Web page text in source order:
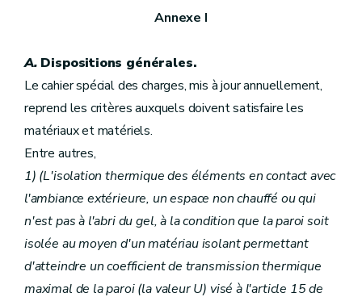
Annexe I
A.Dispositions générales.
Le cahier spécial des charges, mis à jour annuellement,
reprend les critères auxquels doivent satisfaire les
matériaux et matériels.
Entre autres,
1) (L'isolation thermique des éléments en contact avec
l'ambiance extérieure, un espace non chauffé ou qui
n'est pas à l'abri du gel, à la condition que la paroi soit
isolée au moyen d'un matériau isolant permettant
d'atteindre un coefficient de transmission thermique
maximal de la paroi (la valeur U) visé à l'article 15 de